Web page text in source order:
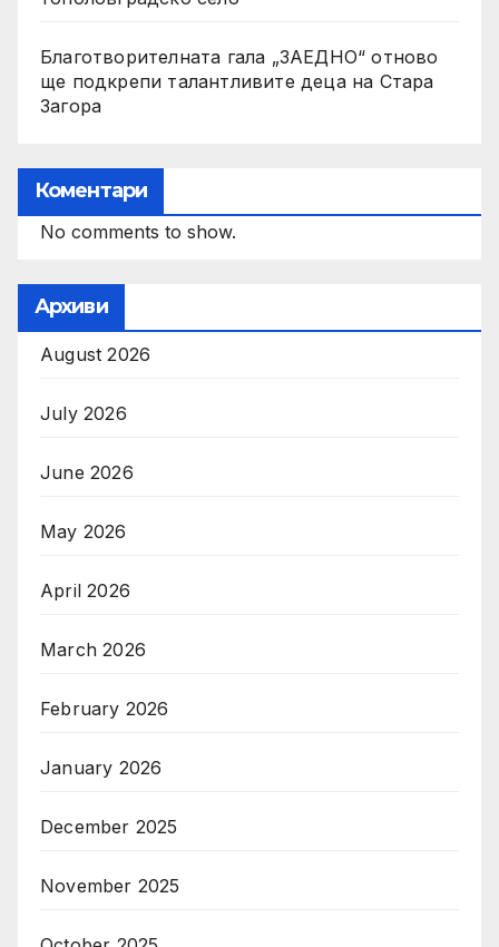
Благотворителната гала „ЗАЕДНО“ отново
ще подкрепи талантливите деца на Стара
Загора
Коментари
No comments to show.
Архиви
August 2026
July 2026
June 2026
May 2026
April 2026
March 2026
February 2026
January 2026
December 2025
November 2025